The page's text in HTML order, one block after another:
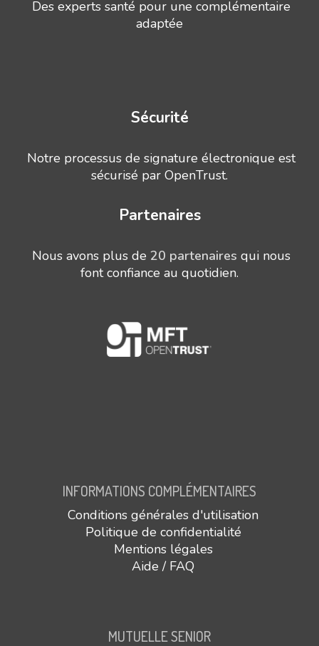
Des experts santé pour une complémentaire
adaptée
Sécurité
Notre processus de signature électronique est
sécurisé par OpenTrust.
Partenaires
Nous avons plus de 20 partenaires qui nous
font confiance au quotidien.
INFORMATIONS COMPLÉMENTAIRES
Conditions générales d'utilisation
Politique de confidentialité
Mentions légales
Aide / FAQ
MUTUELLE SENIOR